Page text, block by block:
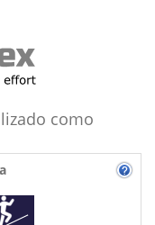
como